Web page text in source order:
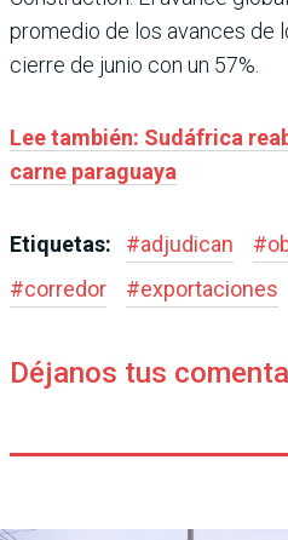
promedio de los avances de
cierre de junio con un 57%.
Lee también: Sudáfrica
carne paraguaya
Etiquetas: #adjudican #
#corredor #exportaciones
Déjanos tus